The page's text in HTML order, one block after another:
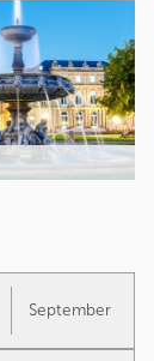
September